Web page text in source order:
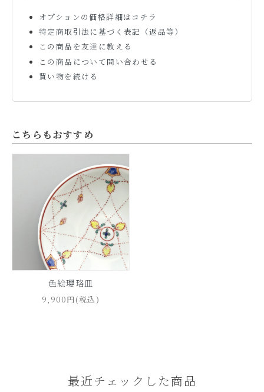
オプションの価格詳細はコチラ
特定商取引法に基づく表記（返品等）
この商品を友達に教える
この商品について問い合わせる
買い物を続ける
こちらもおすすめ
色絵瓔珞皿
9,900円(税込)
最近チェックした商品